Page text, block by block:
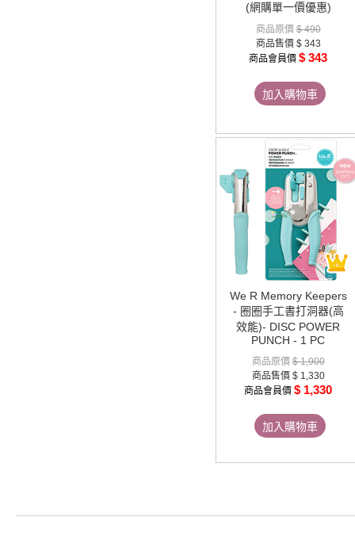
(網購單一價優惠)
商品原價$ 490
商品售價 $ 343
商品會員價 $ 343
加入購物車
We R Memory Keepers
- 圈圈手工書打洞器(高
效能)- DISC POWER
PUNCH - 1 PC
商品原價$ 1,900
商品售價 $ 1,330
商品會員價 $ 1,330
加入購物車